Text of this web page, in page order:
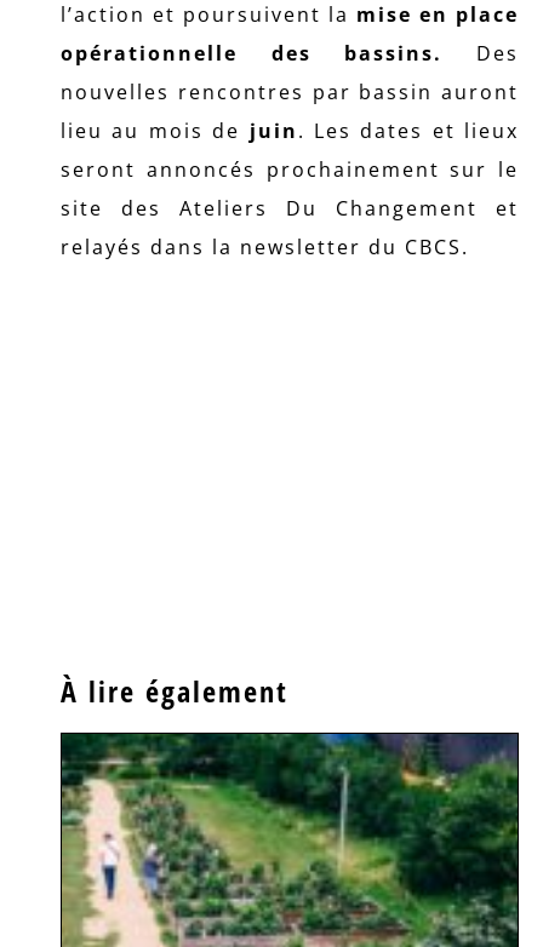
l’action et poursuivent la mise en place
opérationnelle des bassins. Des
nouvelles rencontres par bassin auront
lieu au mois de juin. Les dates et lieux
seront annoncés prochainement sur le
site des Ateliers Du Changement et
relayés dans la newsletter du CBCS.
À lire également